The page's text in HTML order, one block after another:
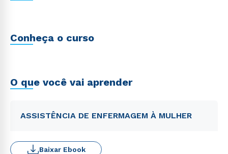
Conheça o curso
O que você vai aprender
ASSISTÊNCIA DE ENFERMAGEM À MULHER
Baixar Ebook